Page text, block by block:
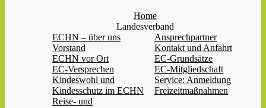
Home
Landesverband
ECHN – über uns
Ansprechpartner
Vorstand
Kontakt und Anfahrt
ECHN vor Ort
EC-Grundsätze
EC-Versprechen
EC-Mitgliedschaft
Kindeswohl und
Kindesschutz im ECHN
Service: Anmeldung
Freizeitmaßnahmen
Reise- und